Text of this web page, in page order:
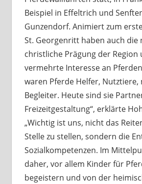
Beispiel in Effeltrich und
Gunzendorf. Animiert zum
St. Georgenritt haben auch die
christliche Prägung der Region
vermehrte Interesse an
waren Pferde Helfer, Nutztiere,
Begleiter. Heute sind sie
Freizeitgestaltung“, erklärte
„Wichtig ist uns, nicht das
Stelle zu stellen, sondern die
Sozialkompetenzen. Im
daher, vor allem Kinder für
begeistern und von der